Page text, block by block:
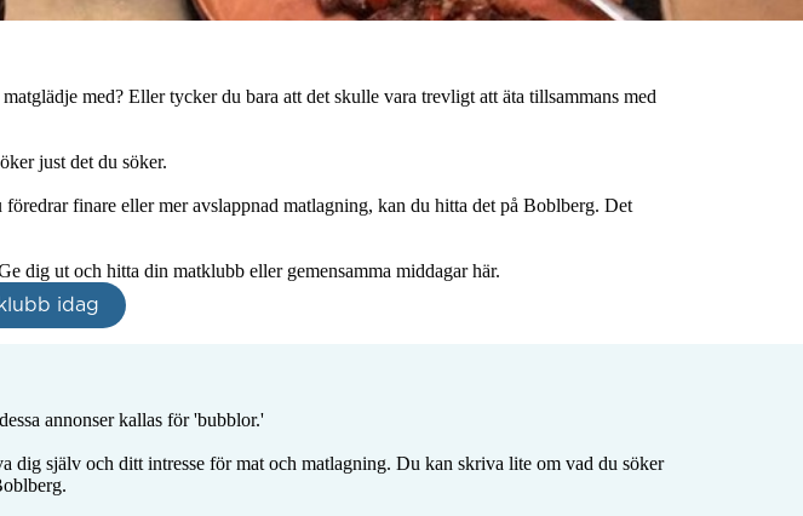
med? Eller tycker du bara att det skulle vara trevligt att äta tillsammans med
just det du söker.
finare eller mer avslappnad matlagning, kan du hitta det på Boblberg. Det
dig ut och hitta din matklubb eller gemensamma middagar här.
idag
annonser kallas för 'bubblor.'
dig själv och ditt intresse för mat och matlagning. Du kan skriva lite om vad du söker